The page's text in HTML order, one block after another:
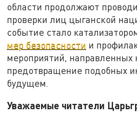
области продолжают
проверки лиц цыганской
событие стало
мер безопасности и
мероприятий, направленных
предотвращение подобных
будущем.
Уважаемые читатели